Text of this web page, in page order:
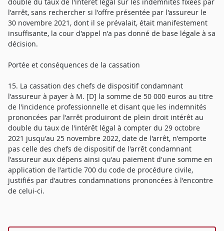
l'arrêt, sans rechercher si l'offre présentée par l'assureur le
30 novembre 2021, dont il se prévalait, était manifestement
insuffisante, la cour d'appel n'a pas donné de base légale à sa
décision.
Portée et conséquences de la cassation
15. La cassation des chefs de dispositif condamnant
l'assureur à payer à M. [D] la somme de 50 000 euros au titre
de l'incidence professionnelle et disant que les indemnités
prononcées par l'arrêt produiront de plein droit intérêt au
double du taux de l'intérêt légal à compter du 29 octobre
2021 jusqu'au 25 novembre 2022, date de l'arrêt, n'emporte
pas celle des chefs de dispositif de l'arrêt condamnant
l'assureur aux dépens ainsi qu'au paiement d'une somme en
application de l'article 700 du code de procédure civile,
justifiés par d'autres condamnations prononcées à l'encontre
de celui-ci.